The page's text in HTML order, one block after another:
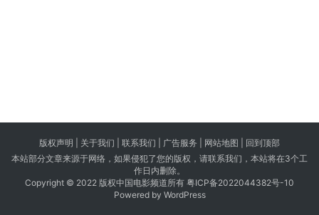
版权声明 | 关于我们 联系我们 | 广告服务 | 网站地图 | 回到顶部
本站部分文章来源于网络，如果侵犯了您的版权，请联系我们，本站将在3个工
作日内删除。
Copyright © 2022 版权中国电影频道所有 粤ICP备2022044382号-10
Powered by WordPress